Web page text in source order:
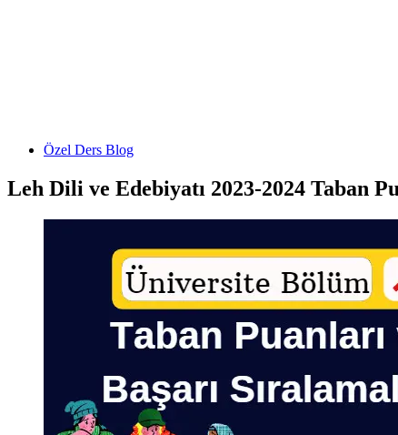
Özel Ders Blog
Leh Dili ve Edebiyatı 2023-2024 Taban